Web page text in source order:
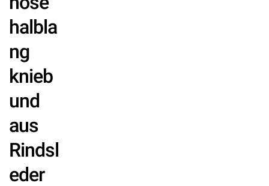
halbla
ng
knieb
und
aus
Rindsl
eder